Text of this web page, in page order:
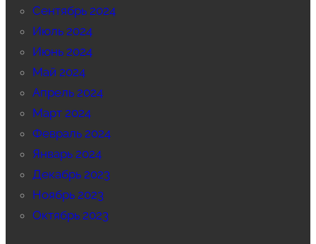
Сентябрь 2024
Июль 2024
Июнь 2024
Май 2024
Апрель 2024
Март 2024
Февраль 2024
Январь 2024
Декабрь 2023
Ноябрь 2023
Октябрь 2023